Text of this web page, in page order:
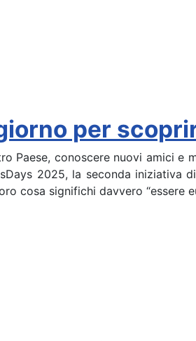
per
Paese, conoscere nuovi amici
2025, la seconda iniziativa
cosa significhi davvero “essere